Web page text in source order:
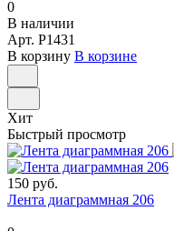
0
В наличии
Арт. P1431
В корзину В корзине
Хит
Быстрый просмотр
150 руб.
Лента диаграммная 206